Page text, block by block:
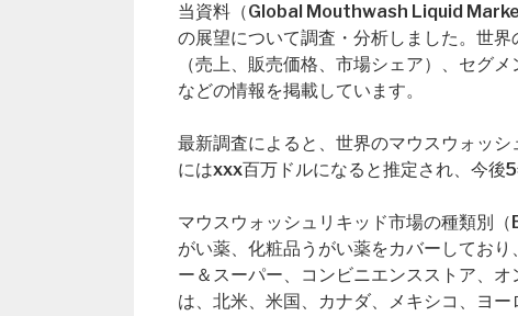
当資料（Global Mouthwash Liquid
の展望について調査・分析しました。世
（売上、販売価格、市場シェア）、セグ
などの情報を掲載しています。
最新調査によると、世界のマウスウォッ
にはxxx百万ドルになると推定され、今後
マウスウォッシュリキッド市場の種類別
がい薬、化粧品うがい薬をカバーしてお
ー＆スーパー、コンビニエンスストア、
は、北米、米国、カナダ、メキシコ、ヨ